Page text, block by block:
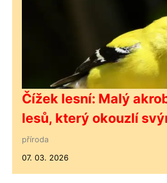
Čížek lesní: Malý
lesů, který okouzlí
příroda
07. 03. 2026